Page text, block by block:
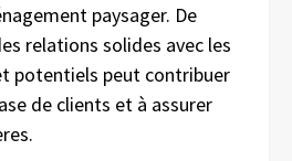
paysager. De
relations solides avec les
potentiels peut contribuer
de clients et à assurer